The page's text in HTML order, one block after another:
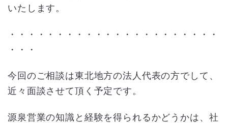
いたします。
・・・・・・・・・・・・・・・・・・・・・・
・・・
今回のご相談は東北地方の法人代表の方でして、
近々面談させて頂く予定です。
源泉営業の知識と経験を得られるかどうかは、社